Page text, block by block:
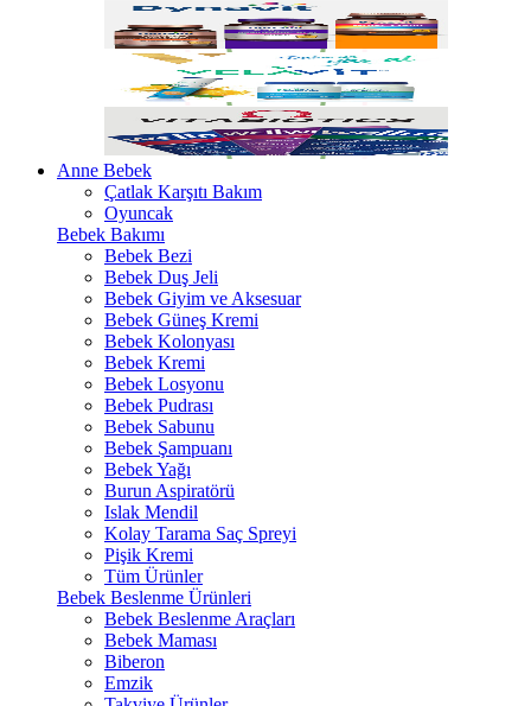
Anne Bebek
Çatlak Karşıtı Bakım
Oyuncak
Bebek Bakımı
Bebek Bezi
Bebek Duş Jeli
Bebek Giyim ve Aksesuar
Bebek Güneş Kremi
Bebek Kolonyası
Bebek Kremi
Bebek Losyonu
Bebek Pudrası
Bebek Sabunu
Bebek Şampuanı
Bebek Yağı
Burun Aspiratörü
Islak Mendil
Kolay Tarama Saç Spreyi
Pişik Kremi
Tüm Ürünler
Bebek Beslenme Ürünleri
Bebek Beslenme Araçları
Bebek Maması
Biberon
Emzik